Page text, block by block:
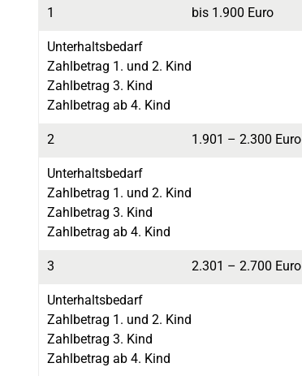
1 bis 1.900 Euro
Unterhaltsbedarf
Zahlbetrag 1. und 2. Kind
Zahlbetrag 3. Kind
Zahlbetrag ab 4. Kind
2 1.901 – 2.300 Euro
Unterhaltsbedarf
Zahlbetrag 1. und 2. Kind
Zahlbetrag 3. Kind
Zahlbetrag ab 4. Kind
3 2.301 – 2.700 Euro
Unterhaltsbedarf
Zahlbetrag 1. und 2. Kind
Zahlbetrag 3. Kind
Zahlbetrag ab 4. Kind